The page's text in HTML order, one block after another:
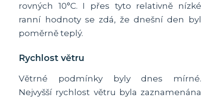
rovných 10°C. I přes tyto relativně nízké
ranní hodnoty se zdá, že dnešní den byl
poměrně teplý.
Rychlost větru
Větrné podmínky byly dnes mírné.
Nejvyšší rychlost větru byla zaznamenána